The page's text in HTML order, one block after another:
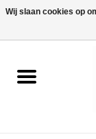
EUR/GBP/
Home
Wij slaan cookies op